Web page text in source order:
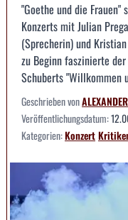
"Goethe und die
Konzerts mit Julian
(Sprecherin) und
zu Beginn faszinierte
Schuberts "Willkommen
Geschrieben von
Veröffentlichungsdatum:
Kategorien:Konzert